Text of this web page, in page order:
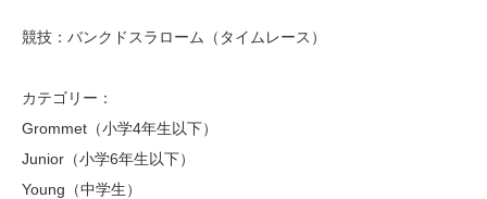
競技：バンクドスラローム（タイムレース）
カテゴリー：
Grommet（小学4年生以下）
Junior（小学6年生以下）
Young（中学生）